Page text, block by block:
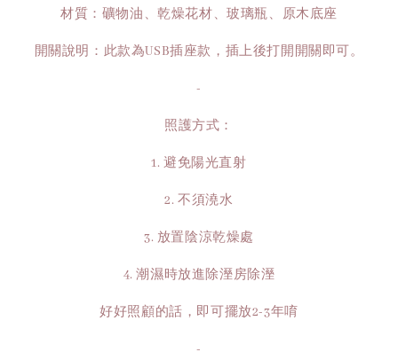
材質：礦物油、乾燥花材、玻璃瓶、原木底座
開關說明：此款為USB插座款，插上後打開開關即可。
-
照護方式：
1. 避免陽光直射
2. 不須澆水
3. 放置陰涼乾燥處
4. 潮濕時放進除溼房除溼
好好照顧的話，即可擺放2-3年唷
-